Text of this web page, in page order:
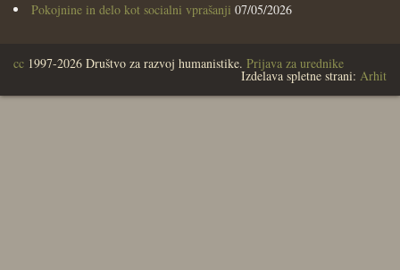
Pokojnine in delo kot socialni vprašanji 07/05/2026
cc 1997-2026 Društvo za razvoj humanistike. Prijava za urednike
Izdelava spletne strani: Arhit